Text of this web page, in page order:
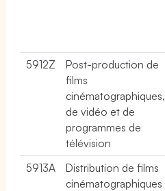
5912Z
Post-production de
films
cinématographiques,
de vidéo et de
programmes de
télévision
5913A
Distribution de films
cinématographiques